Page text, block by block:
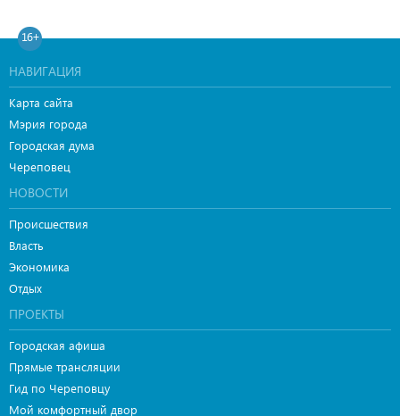
16+
НАВИГАЦИЯ
Карта сайта
Мэрия города
Городская дума
Череповец
НОВОСТИ
Происшествия
Власть
Экономика
Отдых
ПРОЕКТЫ
Городская афиша
Прямые трансляции
Гид по Череповцу
Мой комфортный двор